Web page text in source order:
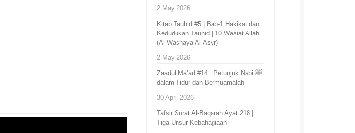
2 May 2026
Kitab Tauhid #5 | Bab-1 Hakikat dan
Kedudukan Tauhid | 10 Wasiat Allah
(Al-Washaya Al-Asyr)
2 May 2026
Zaadul Ma’ad #14 : Petunjuk Nabi ﷺ
dalam Tidur dan Bermuamalah
30 April 2026
Tafsir Surat Al-Baqarah Ayat 218 |
Tiga Unsur Kebahagiaan